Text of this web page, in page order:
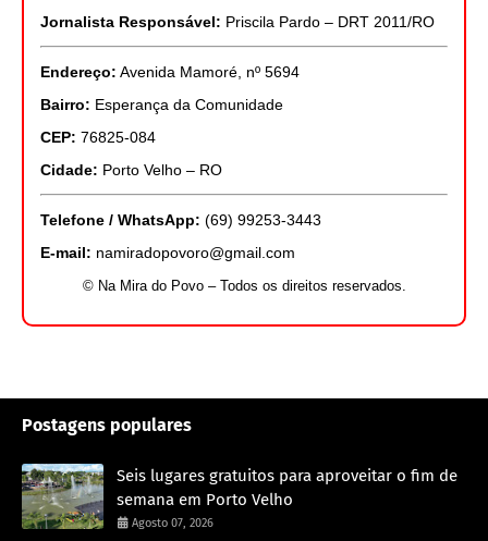
Jornalista Responsável: Priscila Pardo – DRT 2011/RO
Endereço: Avenida Mamoré, nº 5694
Bairro: Esperança da Comunidade
CEP: 76825-084
Cidade: Porto Velho – RO
Telefone / WhatsApp: (69) 99253-3443
E-mail: namiradopovoro@gmail.com
© Na Mira do Povo – Todos os direitos reservados.
Postagens populares
Seis lugares gratuitos para aproveitar o fim de
semana em Porto Velho
Agosto 07, 2026